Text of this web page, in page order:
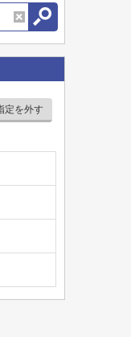
定を外す